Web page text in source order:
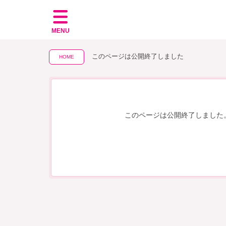
MENU
HOME このページは公開終了しました
このページは公開終了しました